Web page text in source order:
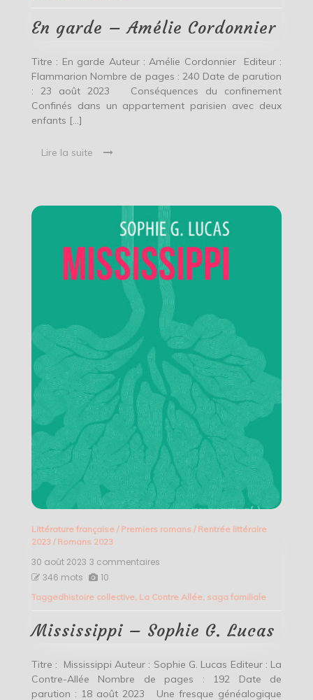
En garde – Amélie Cordonnier
Titre : En garde Auteur : Amélie Cordonnier Editeur :
Flammarion Nombre de pages : 240 Date de parution
: 23 août 2023 Conséquences du confinement
Confinés dans un appartement parisien avec deux
enfants […]
Lire la suite
Littérature française/ Premiers romans / Rentrée littéraire
2023/ Romans 2023
30 août 2023 3 commentaires
Sophie
Lucas
346 mots 10
Taggedhistoire collective, La Contre Allée, saga familiale
Mississippi – Sophie G. Lucas
Titre : Mississippi Auteur : Sophie G. Lucas Editeur : La
Contre-Allée Nombre de pages : 192 Date de
parution : 18 août 2023 Une fresque généalogique